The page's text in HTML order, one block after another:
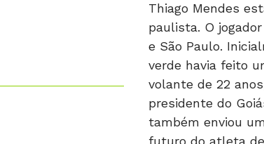
Thiago Mendes
paulista. O
e São Paulo.
verde havia feito
volante de 22
presidente do
também enviou